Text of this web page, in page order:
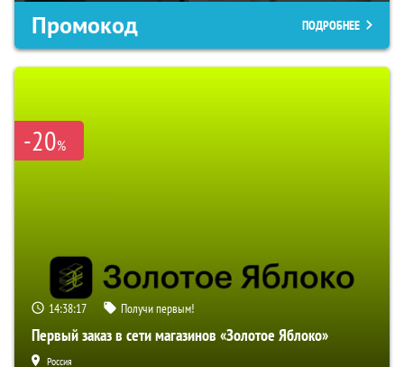
Промокод ПОДРОБНЕЕ
-20%
14:38:17 Получи первым!
Первый заказ в сети магазинов «Золотое Яблоко»
Россия